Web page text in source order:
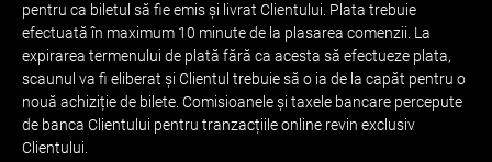
pentru ca biletul să fie emis și livrat Clientului. Plata trebuie
efectuată în maximum 10 minute de la plasarea comenzii. La
expirarea termenului de plată fără ca acesta să efectueze plata,
scaunul va fi eliberat și Clientul trebuie să o ia de la capăt pentru o
nouă achiziție de bilete. Comisioanele și taxele bancare percepute
de banca Clientului pentru tranzacțiile online revin exclusiv
Clientului.